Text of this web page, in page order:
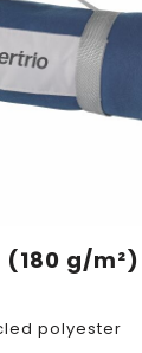
polyester